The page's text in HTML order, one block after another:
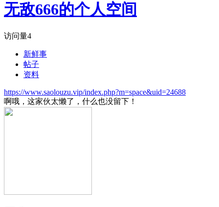
无敌666的个人空间
访问量4
新鲜事
帖子
资料
https://www.saolouzu.vip/index.php?m=space&uid=24688
啊哦，这家伙太懒了，什么也没留下！